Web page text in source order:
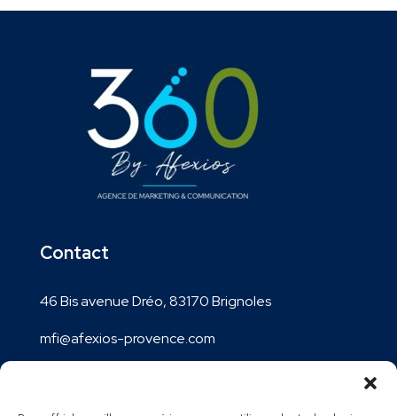
Contact
46 Bis avenue Dréo, 83170 Brignoles
mfi@afexios-provence.com